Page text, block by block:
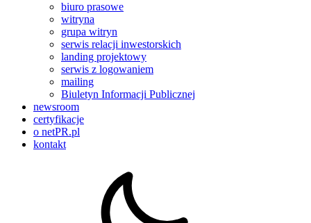
biuro prasowe
witryna
grupa witryn
serwis relacji inwestorskich
landing projektowy
serwis z logowaniem
mailing
Biuletyn Informacji Publicznej
newsroom
certyfikacje
o netPR.pl
kontakt